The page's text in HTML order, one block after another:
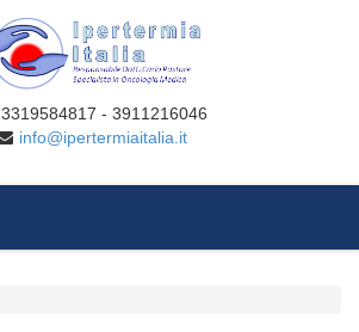
3319584817 - 3911216046
info@ipertermiaitalia.it